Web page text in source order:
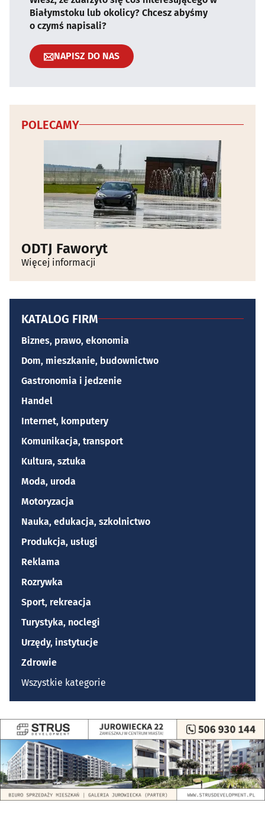
Białymstoku lub okolicy? Chcesz abyśmy
o czymś napisali?
NAPISZ DO NAS
POLECAMY
ODTJ Faworyt
Więcej informacji
KATALOG FIRM
Biznes, prawo, ekonomia
Dom, mieszkanie, budownictwo
Gastronomia i jedzenie
Handel
Internet, komputery
Komunikacja, transport
Kultura, sztuka
Moda, uroda
Motoryzacja
Nauka, edukacja, szkolnictwo
Produkcja, usługi
Reklama
Rozrywka
Sport, rekreacja
Turystyka, noclegi
Urzędy, instytucje
Zdrowie
Wszystkie kategorie